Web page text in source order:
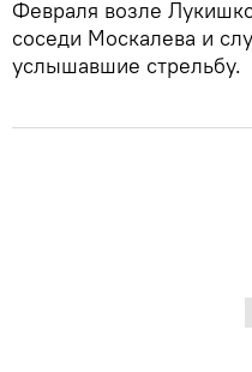
Февраля возле
соседи Москалева и
услышавшие стрельбу.